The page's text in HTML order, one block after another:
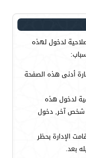
لدخول لهذه
أدنى هذه الصفحة
لدخول هذه
شخص آخر, دخول
الإدارة بحظر
بعد.